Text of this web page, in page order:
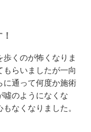
くのが怖くなりま
もらいましたが一向
に通って何度か施術
噓のようになくな
なくなりました。